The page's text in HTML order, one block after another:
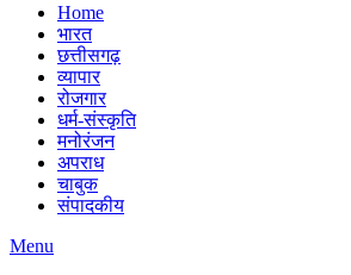
Home
भारत
छत्तीसगढ़
व्यापार
रोजगार
धर्म-संस्कृति
मनोरंजन
अपराध
चाबुक
संपादकीय
Menu